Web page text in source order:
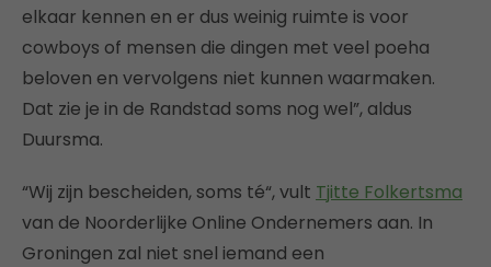
elkaar kennen en er dus weinig ruimte is voor
cowboys of mensen die dingen met veel poeha
beloven en vervolgens niet kunnen waarmaken.
Dat zie je in de Randstad soms nog wel”, aldus
Duursma.
“Wij zijn bescheiden, soms té“, vult Tjitte Folkertsma
van de Noorderlijke Online Ondernemers aan. In
Groningen zal niet snel iemand een